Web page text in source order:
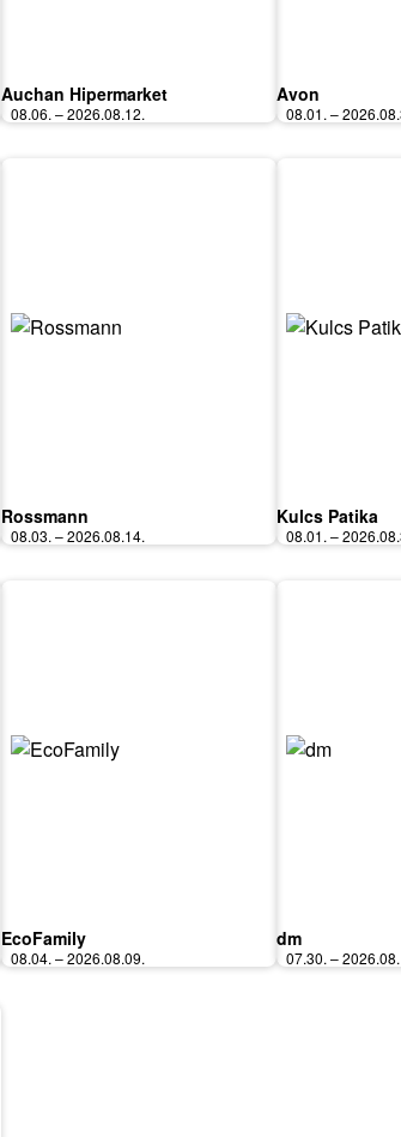
Auchan Hipermarket
08.06. – 2026.08.12.
Avon
08.01. –
Rossmann
08.03. – 2026.08.14.
Kulcs Patika
08.01. –
EcoFamily
08.04. – 2026.08.09.
dm
07.30. –